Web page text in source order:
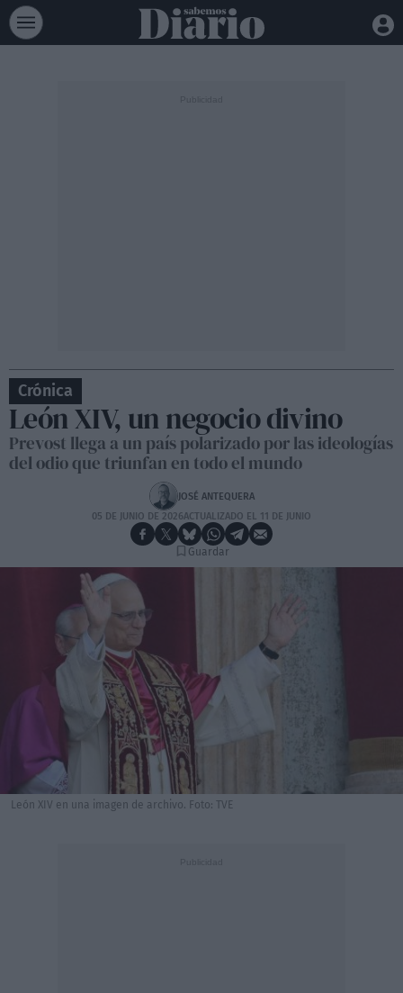
Crónica
León XIV, un negocio divino
Prevost llega a un país polarizado por las ideologías
del odio que triunfan en todo el mundo
JOSÉ ANTEQUERA
05 DE JUNIO DE 2026ACTUALIZADO EL 11 DE JUNIO
Guardar
León XIV en una imagen de archivo. Foto: TVE